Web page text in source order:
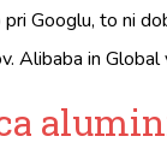
Googlu, to ni
Alibaba in